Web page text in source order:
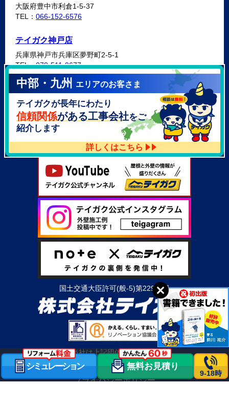
大阪府豊中市利倉1-5-37
TEL： 066-152-6576
テイガク神戸店
兵庫県神戸市兵庫区夢野町2-5-1
TEL：078-511-9677
テイガク泉北・泉南店
大阪府泉北郡忠岡町高月南3-14
TEL：072-521-2637
中部・九州 エリアのお客さま
テイガクが長年にわたり
信頼関係がある工事会社をご
紹介します
詳しくはこちら
国土交通大臣許可(般-5)第22950号
当社は上記団体の会員です
会社情報 OBのお客様へ 職人募集 求人情報 利用規約
プライバシーポリシー
シミュレーション 無料お見積り
9-18時